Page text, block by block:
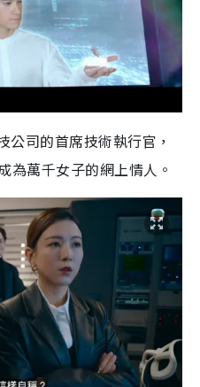
公司的首席技術執行官，
為萬千女子的網上情人。